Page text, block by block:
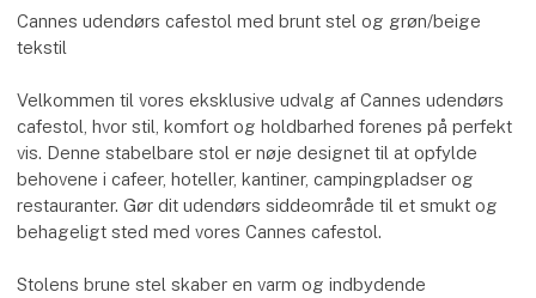
Cannes udendørs cafestol med brunt stel og grøn/beige
tekstil
Velkommen til vores eksklusive udvalg af Cannes udendørs
cafestol, hvor stil, komfort og holdbarhed forenes på perfekt
vis. Denne stabelbare stol er nøje designet til at opfylde
behovene i cafeer, hoteller, kantiner, campingpladser og
restauranter. Gør dit udendørs siddeområde til et smukt og
behageligt sted med vores Cannes cafestol.
Stolens brune stel skaber en varm og indbydende